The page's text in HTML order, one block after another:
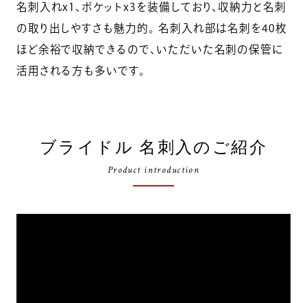
名刺入れx1、ポケットx3を装備しており、収納力と名刺
の取り出しやすさも魅力的。 名刺入れ部は名刺を40枚
ほど余裕で収納できるので、いただいた名刺の保管に
活用される方も多いです。
ブライドル 名刺入のご紹介
Product introduction